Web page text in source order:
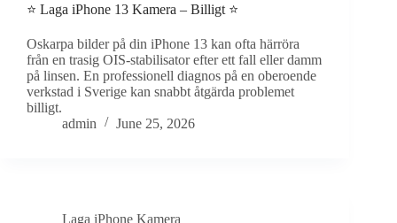
⭐ Laga iPhone 13 Kamera – Billigt ⭐
Oskarpa bilder på din iPhone 13 kan ofta härröra
från en trasig OIS-stabilisator efter ett fall eller damm
på linsen. En professionell diagnos på en oberoende
verkstad i Sverige kan snabbt åtgärda problemet
billigt.
admin
June 25, 2026
Laga iPhone Kamera